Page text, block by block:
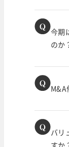
今期
のか
M&A
バリ